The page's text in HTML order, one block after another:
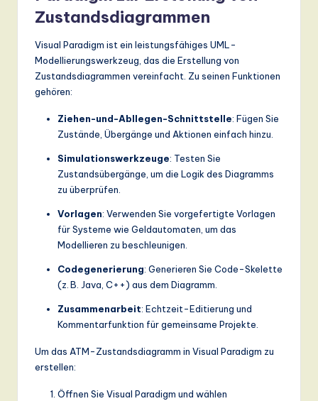
Zustandsdiagrammen
Visual Paradigm ist ein leistungsfähiges UML-
Modellierungswerkzeug, das die Erstellung von
Zustandsdiagrammen vereinfacht. Zu seinen Funktionen
gehören:
Ziehen-und-Abllegen-Schnittstelle: Fügen Sie
Zustände, Übergänge und Aktionen einfach hinzu.
Simulationswerkzeuge: Testen Sie
Zustandsübergänge, um die Logik des Diagramms
zu überprüfen.
Vorlagen: Verwenden Sie vorgefertigte Vorlagen
für Systeme wie Geldautomaten, um das
Modellieren zu beschleunigen.
Codegenerierung: Generieren Sie Code-Skelette
(z. B. Java, C++) aus dem Diagramm.
Zusammenarbeit: Echtzeit-Editierung und
Kommentarfunktion für gemeinsame Projekte.
Um das ATM-Zustandsdiagramm in Visual Paradigm zu
erstellen:
Öffnen Sie Visual Paradigm und wählen